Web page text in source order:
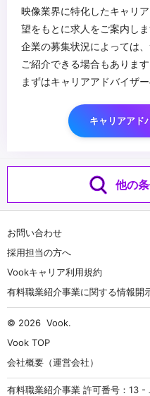
映像業界に特化したキャリ
望をもとに求人をご案内しま
企業の募集状況によっては
ご紹介できる場合もあります
まずはキャリアアドバイザー
キャリアアド
他の
お問い合わせ
採用担当の方へ
Vookキャリア利用規約
有料職業紹介事業に関する情報開
© 2026 Vook.
Vook TOP
会社概要（運営会社）
有料職業紹介事業 許可番号：13 -